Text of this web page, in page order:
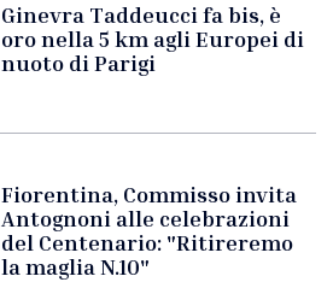
Ginevra Taddeucci fa bis, è
oro nella 5 km agli Europei di
nuoto di Parigi
Fiorentina, Commisso invita
Antognoni alle celebrazioni
del Centenario: "Ritireremo
la maglia N.10"